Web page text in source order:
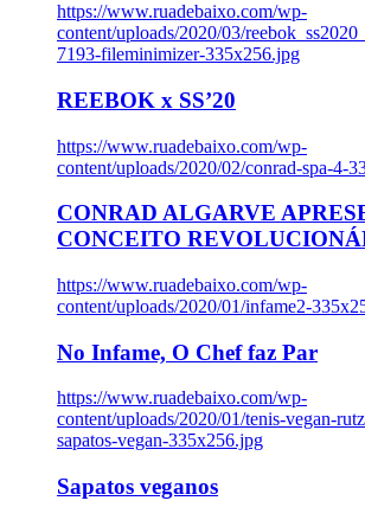
https://www.ruadebaixo.com/wp-
content/uploads/2020/03/
7193-fileminimizer-335x256.jpg
REEBOK x SS’20
https://www.ruadebaixo.com/wp-
content/uploads/2020/02/conrad-spa-4-
CONRAD ALGARVE
CONCEITO
https://www.ruadebaixo.com/wp-
content/uploads/2020/01/infame2-
No Infame, O Chef faz Par
https://www.ruadebaixo.com/wp-
content/uploads/2020/01/tenis-vegan-
sapatos-vegan-335x256.jpg
Sapatos veganos